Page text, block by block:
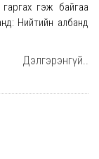
гаргах гэж байгаа
Нийтийн албанд
Дэлгэрэнгүй..